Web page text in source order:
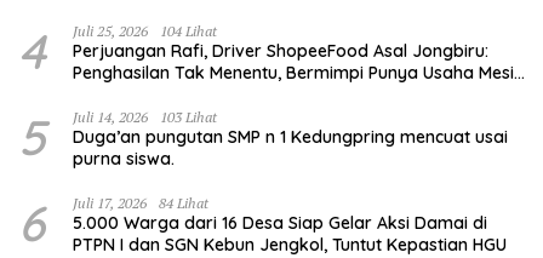
4 Juli 25, 2026 104 Lihat
Perjuangan Rafi, Driver ShopeeFood Asal Jongbiru:
Penghasilan Tak Menentu, Bermimpi Punya Usaha Mesin
5 Juli 14, 2026 103 Lihat
Duga’an pungutan SMP n 1 Kedungpring mencuat usai
purna siswa.
6 Juli 17, 2026 84 Lihat
5.000 Warga dari 16 Desa Siap Gelar Aksi Damai di
PTPN I dan SGN Kebun Jengkol, Tuntut Kepastian HGU